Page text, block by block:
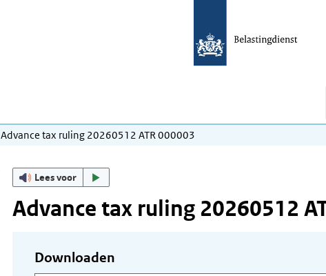
Advance tax ruling 20260512 ATR 000003
Lees voor
Advance tax ruling 20260512
Downloaden